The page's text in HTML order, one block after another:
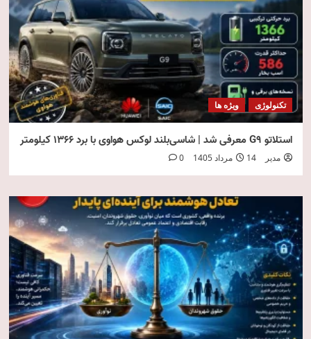
تکنولوژی ویژه ها
استلاتو G9 معرفی شد | شاسی‌بلند لوکس هواوی با برد ۱۳۶۶ کیلومتر
مدیر 14 مرداد 1405 0